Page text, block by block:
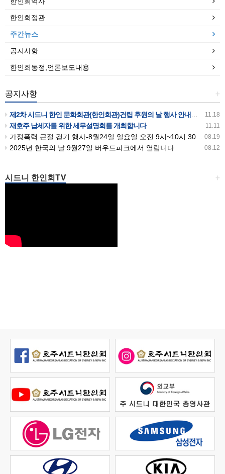
한인회정관
주간뉴스
공지사항
한인회동정,언론보도내용
+
공지사항
11.18
제2차 시드니 한인 문화회관(한인회관)건립 후원의 날 행사 안내입니다
11.11
재호주 납세자를 위한 세무설명회를 개최합니다
08.19
가정폭력 근절 걷기 행사-8월24일 일요일 오전 9시~10시 30분까지 버우드파크에서 있습니다
08.12
2025년 한국의 날 9월27일 버우드파크에서 열립니다
+
시드니 한인회TV